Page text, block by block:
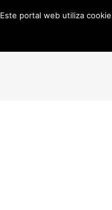
Este portal web utiliza